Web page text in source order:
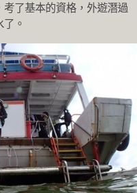
了基本的資格，外遊潛過
。